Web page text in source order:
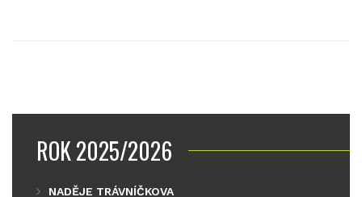
ROK 2025/2026
NADĚJE TRÁVNÍČKOVA